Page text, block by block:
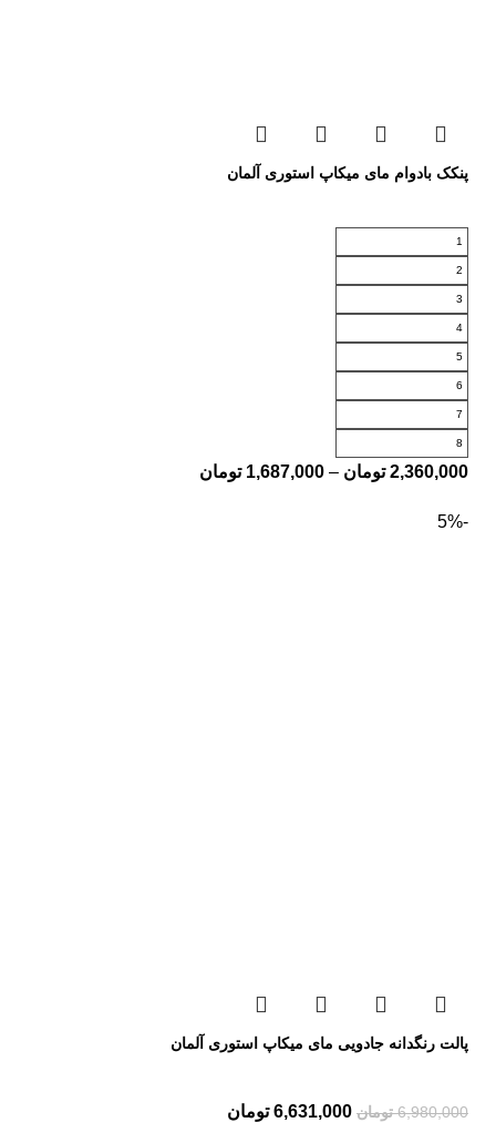
پنکک بادوام مای میکاپ استوری آلمان
1
2
3
4
5
6
7
8
2,360,000 تومان –
1,687,000 تومان
-5%
پالت رنگدانه جادویی مای میکاپ استوری آلمان
6,980,000 تومان 6,631,000 تومان